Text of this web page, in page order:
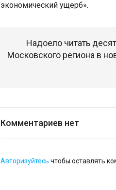
экономический ущерб».
Надоело читать
Московского региона в
Комментариев нет
Авторизуйтесь чтобы оставлять